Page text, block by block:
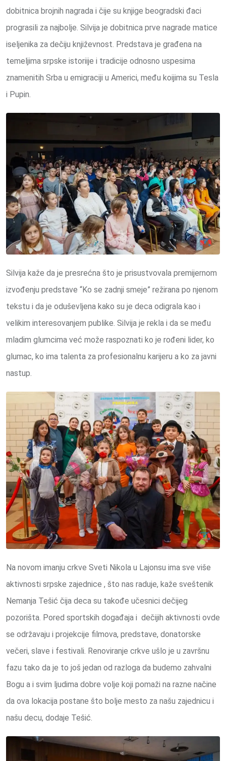
dobitnica brojnih nagrada i čije su knjige beogradski đaci
prograsili za najbolje. Silvija je dobitnica prve nagrade matice
iseljenika za dečiju književnost. Predstava je građena na
temeljima srpske istoriije i tradicije odnosno uspesima
znamenitih Srba u emigraciji u Americi, među koijima su Tesla
i Pupin.
Silvija kaže da je presrećna što je prisustvovala premijernom
izvođenju predstave “Ko se zadnji smeje” režirana po njenom
tekstu i da je oduševljena kako su je deca odigrala kao i
velikim interesovanjem publike. Silvija je rekla i da se među
mladim glumcima već može raspoznati ko je rođeni lider, ko
glumac, ko ima talenta za profesionalnu karijeru a ko za javni
nastup.
Na novom imanju crkve Sveti Nikola u Lajonsu ima sve više
aktivnosti srpske zajednice , što nas raduje, kaže sveštenik
Nemanja Tešić čija deca su takođe učesnici dečijeg
pozorišta. Pored sportskih događaja i dečijih aktivnosti ovde
se održavaju i projekcije filmova, predstave, donatorske
večeri, slave i festivali. Renoviranje crkve ušlo je u završnu
fazu tako da je to još jedan od razloga da budemo zahvalni
Bogu a i svim ljudima dobre volje koji pomaži na razne načine
da ova lokacija postane što bolje mesto za našu zajednicu i
našu decu, dodaje Tešić.